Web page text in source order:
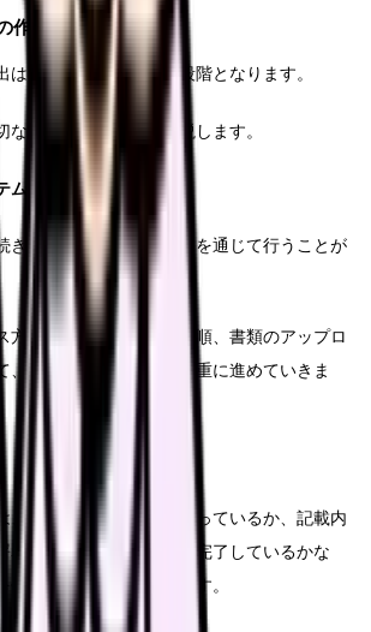
作成と提出
は、更新手続きの最終段階となります。
な提出方法について解説します。
ムの利用方法
きはオンラインシステムを通じて行うことが
方法、必要事項の入力手順、書類のアップロ
、マニュアルに従って慎重に進めていきま
、すべての必要書類が揃っているか、記載内
名や押印が必要な箇所は完了しているかな
使用して綿密に確認します。